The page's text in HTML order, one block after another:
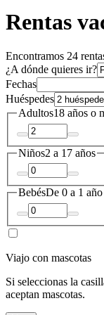
Rentas
Encontramos 24
¿A dónde quieres ir?
Fechas
Huéspedes
Adultos18 años o
Niños2 a 17 años
BebésDe 0 a 1 año
Viajo con mascotas
Si seleccionas la
aceptan mascotas.